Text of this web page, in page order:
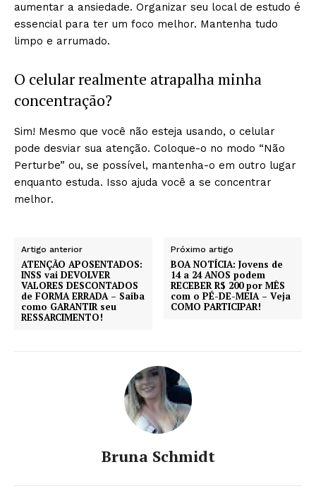
aumentar a ansiedade. Organizar seu local de estudo é
essencial para ter um foco melhor. Mantenha tudo
limpo e arrumado.
O celular realmente atrapalha minha
concentração?
Sim! Mesmo que você não esteja usando, o celular
pode desviar sua atenção. Coloque-o no modo “Não
Perturbe” ou, se possível, mantenha-o em outro lugar
enquanto estuda. Isso ajuda você a se concentrar
melhor.
Artigo anterior
ATENÇÃO APOSENTADOS:
INSS vai DEVOLVER
VALORES DESCONTADOS
de FORMA ERRADA – Saiba
como GARANTIR seu
RESSARCIMENTO!
Próximo artigo
BOA NOTÍCIA: Jovens de
14 a 24 ANOS podem
RECEBER R$ 200 por MÊS
com o PÉ-DE-MEIA – Veja
COMO PARTICIPAR!
Bruna Schmidt